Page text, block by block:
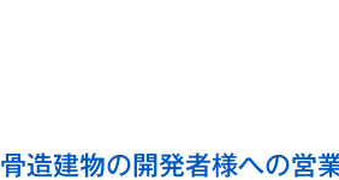
造建物の開発者様への営